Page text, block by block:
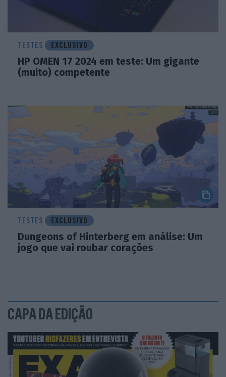
TESTES EXCLUSIVO
HP OMEN 17 2024 em teste: Um gigante
(muito) competente
TESTES EXCLUSIVO
Dungeons of Hinterberg em análise: Um
jogo que vai roubar corações
CAPA DA EDIÇÃO